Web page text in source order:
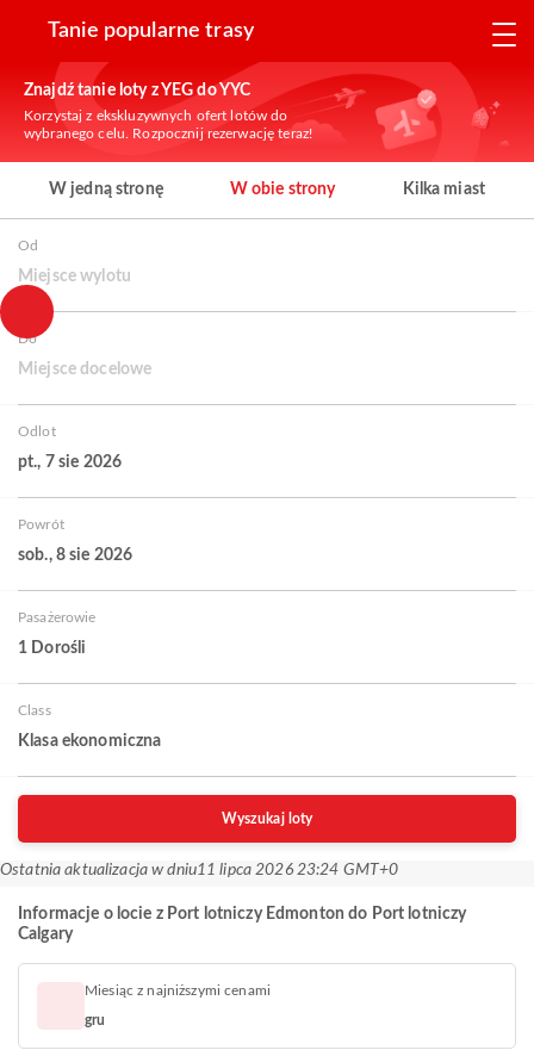
Tanie popularne trasy
Znajdź tanie loty z YEG do YYC
Korzystaj z ekskluzywnych ofert lotów do
wybranego celu. Rozpocznij rezerwację teraz!
W jedną stronę W obie strony Kilka miast
Od
Miejsce wylotu
Do
Miejsce docelowe
Odlot
pt., 7 sie 2026
Powrót
sob., 8 sie 2026
Pasażerowie
1 Dorośli
Class
Klasa ekonomiczna
Wyszukaj loty
Ostatnia aktualizacja w dniu11 lipca 2026 23:24 GMT+0
Informacje o locie z Port lotniczy Edmonton do Port lotniczy
Calgary
Miesiąc z najniższymi cenami
gru